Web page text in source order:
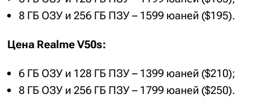
8 ГБ ОЗУ и 256 ГБ ПЗУ – 1599 юаней ($195).
Цена Realme V50s:
6 ГБ ОЗУ и 128 ГБ ПЗУ – 1399 юаней ($210);
8 ГБ ОЗУ и 256 ГБ ПЗУ – 1799 юаней ($250).